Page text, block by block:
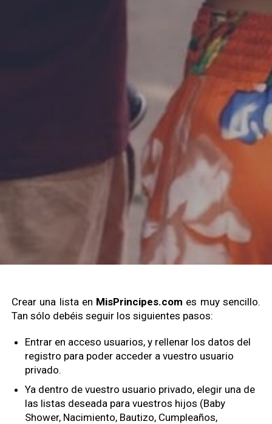
Crear una lista en MisPrincipes.com es muy sencillo.
Tan sólo debéis seguir los siguientes pasos:
Entrar en acceso usuarios, y rellenar los datos del
registro para poder acceder a vuestro usuario
privado.
Ya dentro de vuestro usuario privado, elegir una de
las listas deseada para vuestros hijos (Baby
Shower, Nacimiento, Bautizo, Cumpleaños,